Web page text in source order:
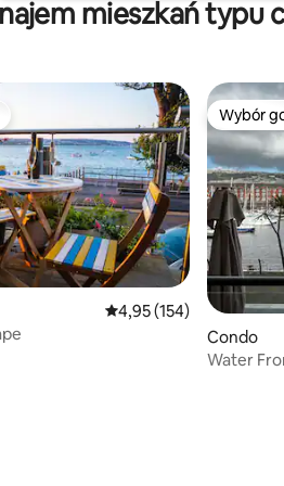
mieszkań typu
z kategorii Wybór gości
Średnia ocena: 4,95 na
4,95 (154)
Wybór
Wybór
Condo
Water